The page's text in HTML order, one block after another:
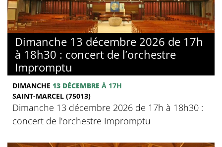
Dimanche 13 décembre 2026 de 17h
à 18h30 : concert de l’orchestre
Impromptu
DIMANCHE 13 DÉCEMBRE À 17H
SAINT-MARCEL (75013)
Dimanche 13 décembre 2026 de 17h à 18h30 :
concert de l'orchestre Impromptu